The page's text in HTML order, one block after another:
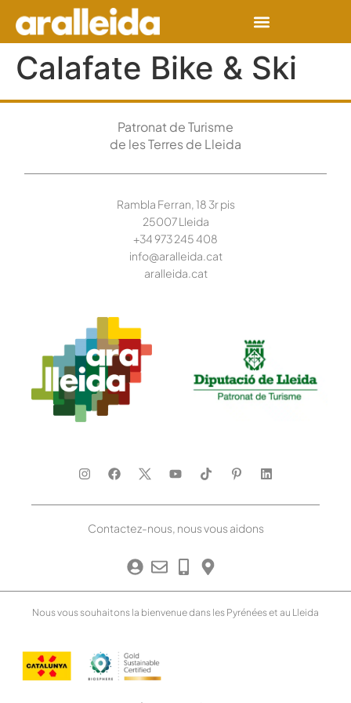
Calafate Bike & Ski
Patronat de Turisme
de les Terres de Lleida
Rambla Ferran, 18 3r pis
25007 Lleida
+34 973 245408
info@aralleida.cat
aralleida.cat
Contactez-nous, nous vous aidons
Nous vous souhaitons la bienvenue dans les Pyrénées et au Lleida